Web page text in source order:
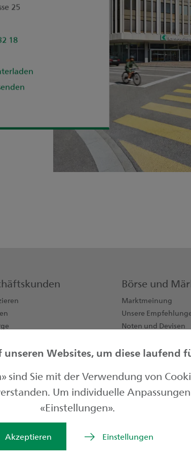
25
18
Börse und
Marktmeinung
Unsere
Noten und Devisen
Websites, um diese laufend
sind Sie mit der Verwendung von
Um individuelle
«Einstellungen».
Akzeptieren Einstellungen